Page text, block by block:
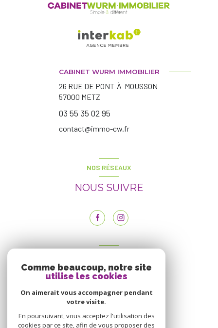
CABINET WURM IMMOBILIER
26 RUE DE PONT-À-MOUSSON
57000 METZ
03 55 35 02 95
contact@immo-cw.fr
NOS RÉSEAUX
NOUS SUIVRE
NOUS ADHÉRONS
Comme beaucoup, notre site
utilise les cookies
On aimerait vous accompagner pendant
votre visite.
En poursuivant, vous acceptez l'utilisation des
cookies par ce site, afin de vous proposer des